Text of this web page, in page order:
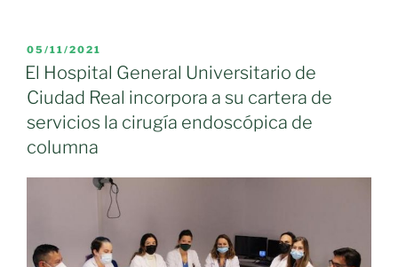
Juan
elegido
vicepresidente
Consejo
Cerebro»
PUBLICADO
EL
05/11/2021
El Hospital General Universitario de
Ciudad Real incorpora a su cartera de
servicios la cirugía endoscópica de
columna